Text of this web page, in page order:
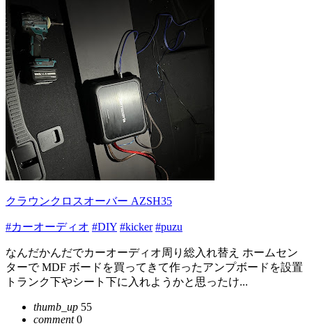
クラウンクロスオーバー AZSH35
#カーオーディオ #DIY #kicker #puzu
なんだかんだでカーオーディオ周り総入れ替え ホームセン
ターで MDF ボードを買ってきて作ったアンプボードを設置
トランク下やシート下に入れようかと思ったけ...
thumb_up 55
comment0